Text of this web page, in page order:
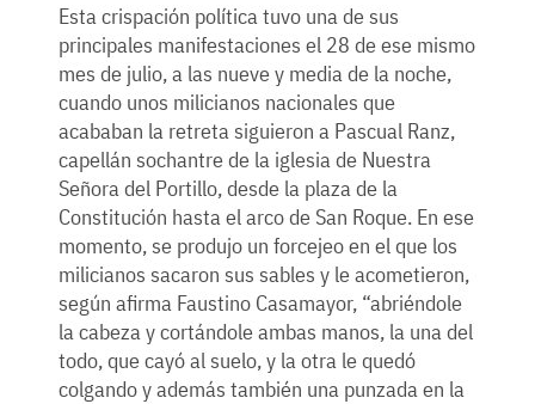
Esta crispación política tuvo una de sus
principales manifestaciones el 28 de ese mismo
mes de julio, a las nueve y media de la noche,
cuando unos milicianos nacionales que
acababan la retreta siguieron a Pascual Ranz,
capellán sochantre de la iglesia de Nuestra
Señora del Portillo, desde la plaza de la
Constitución hasta el arco de San Roque. En ese
momento, se produjo un forcejeo en el que los
milicianos sacaron sus sables y le acometieron,
según afirma Faustino Casamayor, “abriéndole
la cabeza y cortándole ambas manos, la una del
todo, que cayó al suelo, y la otra le quedó
colgando y además también una punzada en la